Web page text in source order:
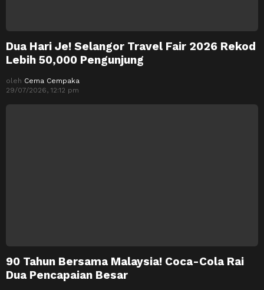
Dua Hari Je! Selangor Travel Fair 2026 Rekod
Lebih 50,000 Pengunjung
oleh Cema Cempaka
29/07/2026, 12:12 pm
90 Tahun Bersama Malaysia! Coca-Cola Rai
Dua Pencapaian Besar